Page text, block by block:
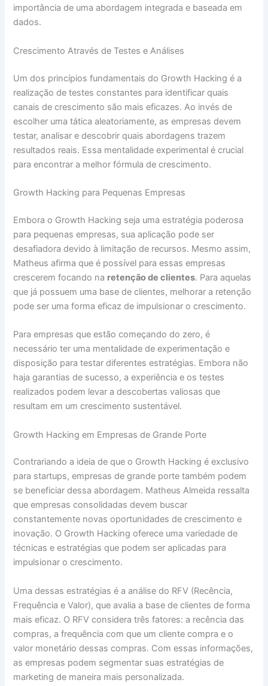
importância de uma abordagem integrada e baseada em
dados.
Crescimento Através de Testes e Análises
Um dos princípios fundamentais do Growth Hacking é a
realização de testes constantes para identificar quais
canais de crescimento são mais eficazes. Ao invés de
escolher uma tática aleatoriamente, as empresas devem
testar, analisar e descobrir quais abordagens trazem
resultados reais. Essa mentalidade experimental é crucial
para encontrar a melhor fórmula de crescimento.
Growth Hacking para Pequenas Empresas
Embora o Growth Hacking seja uma estratégia poderosa
para pequenas empresas, sua aplicação pode ser
desafiadora devido à limitação de recursos. Mesmo assim,
Matheus afirma que é possível para essas empresas
crescerem focando na retenção de clientes. Para aquelas
que já possuem uma base de clientes, melhorar a retenção
pode ser uma forma eficaz de impulsionar o crescimento.
Para empresas que estão começando do zero, é
necessário ter uma mentalidade de experimentação e
disposição para testar diferentes estratégias. Embora não
haja garantias de sucesso, a experiência e os testes
realizados podem levar a descobertas valiosas que
resultam em um crescimento sustentável.
Growth Hacking em Empresas de Grande Porte
Contrariando a ideia de que o Growth Hacking é exclusivo
para startups, empresas de grande porte também podem
se beneficiar dessa abordagem. Matheus Almeida ressalta
que empresas consolidadas devem buscar
constantemente novas oportunidades de crescimento e
inovação. O Growth Hacking oferece uma variedade de
técnicas e estratégias que podem ser aplicadas para
impulsionar o crescimento.
Uma dessas estratégias é a análise do RFV (Recência,
Frequência e Valor), que avalia a base de clientes de forma
mais eficaz. O RFV considera três fatores: a recência das
compras, a frequência com que um cliente compra e o
valor monetário dessas compras. Com essas informações,
as empresas podem segmentar suas estratégias de
marketing de maneira mais personalizada.